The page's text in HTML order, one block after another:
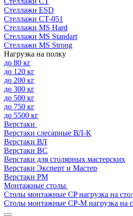
Стеллажи ESD
Стеллажи СТ-051
Стеллажи MS Hard
Стеллажи MS Standart
Стеллажи MS Strong
Нагрузка на полку
до 80 кг
до 120 кг
до 200 кг
до 300 кг
до 500 кг
до 750 кг
до 5500 кг
Верстаки
Верстаки слесарные ВЛ-К
Верстаки ВЛ
Верстаки ВС
Верстаки для столярных мастерских
Верстаки Эксперт и Мастер
Верстаки РМ
Монтажные столы
Столы монтажные СP нагрузка на
Столы монтажные СР-М нагрузка на